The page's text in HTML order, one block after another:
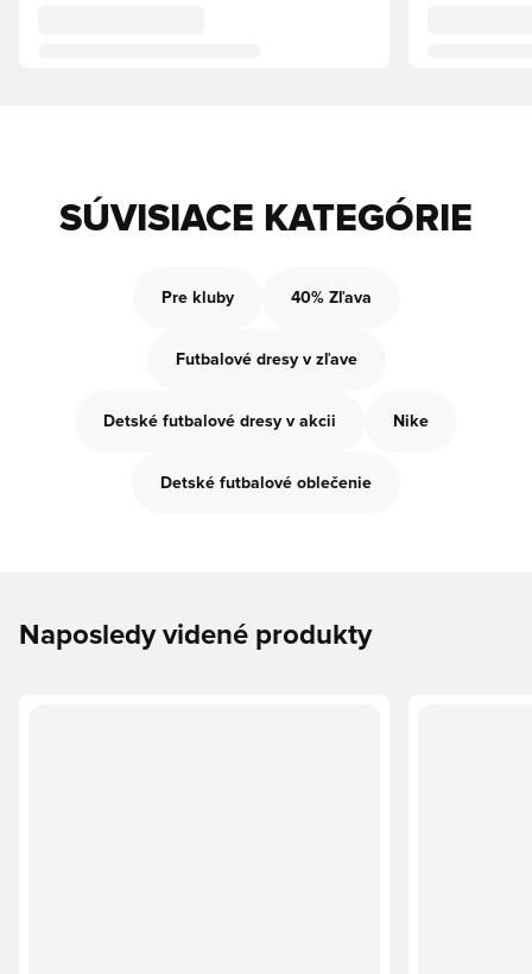
SÚVISIACE KATEGÓRIE
Pre kluby 40% Zľava
Futbalové dresy v zľave
Detské futbalové dresy v akcii Nike
Detské futbalové oblečenie
Naposledy videné produkty